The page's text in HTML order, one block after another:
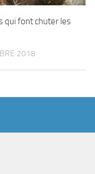
qui font chuter les
2018